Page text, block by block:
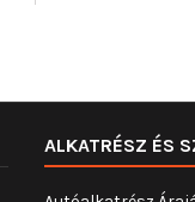
ALKATRÉSZ ÉS